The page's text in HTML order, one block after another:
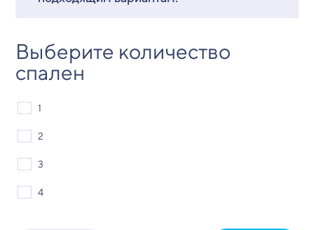
Выберите количество
спален
1
2
3
4